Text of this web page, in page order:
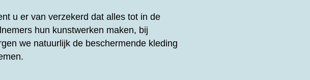
u er van verzekerd dat alles tot in de
hun kunstwerken maken, bij
we natuurlijk de beschermende kleding